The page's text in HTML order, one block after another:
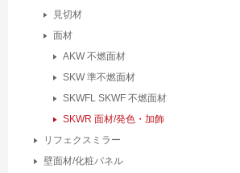
見切材
面材
AKW 不燃面材
SKW 準不燃面材
SKWFL SKWF 不燃面材
SKWR 面材/発色・加飾
リフェクスミラー
壁面材/化粧パネル